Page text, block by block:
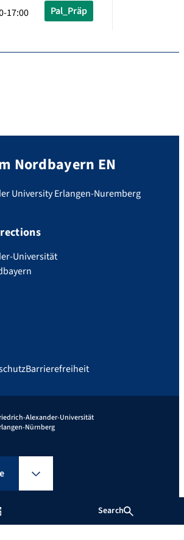
Search
17:00 Pal_Präp
Nordbayern EN
University Erlangen-Nuremberg
Universität
Barrierefreiheit
Alexander-Universität
Nürnberg